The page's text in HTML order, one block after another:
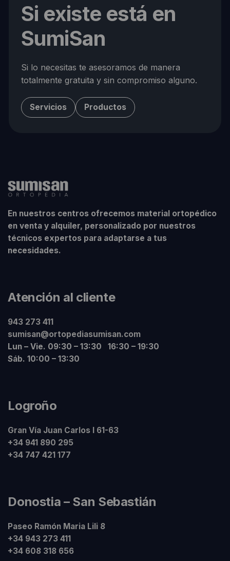
Si existe está en
SumiSan
Si lo necesitas te asesoramos de manera
totalmente gratuita y sin compromiso alguno.
Servicios Productos
En nuestros centros ofrecemos material ortopédico
en venta y alquiler, personalizado por nuestros
técnicos expertos para adaptarse a tus
necesidades.
Atención al cliente
943 273 411
sumisan@ortopediasumisan.com
Lun – Vie. 09:30 – 13:30 16:30 – 19:30
Sáb. 10:00 – 13:30
Logroño
Gran Vía Juan Carlos I 61-63
+34 941 890 295
+34 747 421 177
Donostia – San Sebastián
Paseo Ramón Maria Lili 8
+34 943 273 411
+34 608 318 656